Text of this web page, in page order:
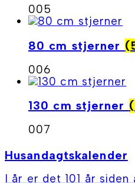
005
80 cm stjerner
006
130 cm stjerner
007
Husandagtskalender
I år er det 101 år siden